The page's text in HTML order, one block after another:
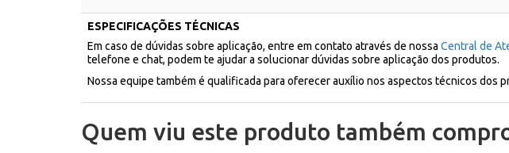
ESPECIFICAÇÕES TÉCNICAS
Em caso de dúvidas sobre aplicação, entre em contato através de nossa Central de
telefone e chat, podem te ajudar a solucionar dúvidas sobre aplicação dos produtos.
Nossa equipe também é qualificada para oferecer auxílio nos aspectos técnicos dos
Quem viu este produto também